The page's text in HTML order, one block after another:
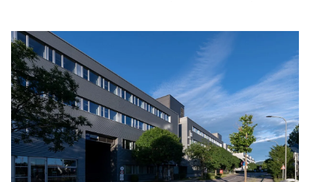
Link zur Seite Attraktive Büro- und Lagereinheiten im